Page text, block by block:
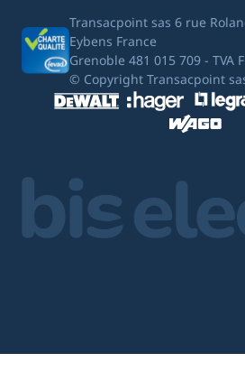
Transacpoint sas 6 rue
Eybens France
Grenoble 481 015 709 - TVA
© Copyright Transacpoint